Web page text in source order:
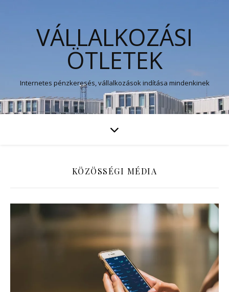
VÁLLALKOZÁSI
ÖTLETEK
Internetes pénzkeresés, vállalkozások indítása mindenkinek
KÖZÖSSÉGI MÉDIA